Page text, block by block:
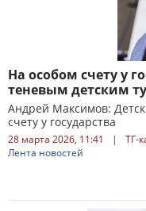
На особом счету у
теневым детским
Андрей Максимов:
счету у государства
28 марта 2026, 11:41 |
ТГ-
Лента новостей